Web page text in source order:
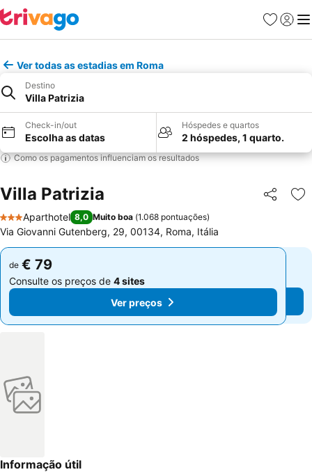
Favoritos
Iniciar
Ver todas as estadias em Roma
Destino
Villa Patrizia
Check-in/out
Escolha as datas
Hóspedes e quartos
2 hóspedes, 1 quarto.
Como os pagamentos influenciam os resultados
Villa Patrizia Partilhar
3 Estrelas
Aparthotel 8,0 Muito boa (1.068 pontuações)
Via Giovanni Gutenberg, 29, 00134, Roma, Itália
de € 79
Consulte os preços de 4 sites
Ver preços
de € 79
Consulte os preços de 4 sites
Ver preços
Informação útil